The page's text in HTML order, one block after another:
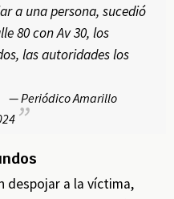
a una persona, sucedió
80 con Av 30, los
las autoridades los
— Periódico Amarillo
despojar a la víctima,